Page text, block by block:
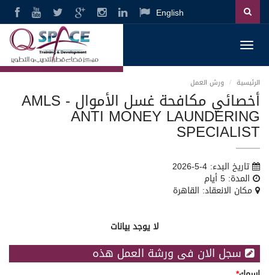
English
الرئيسية ورش العمل
أخصائي مكافحة غسل الأموال AMLS -
ANTI MONEY LAUNDERING
SPECIALIST
تاريخ البدء: 4-5-2026
المدة: 5 أيام
مكان الانعقاد: القاهرة
لا يوجد بيانات
سجل الان فى ورشة العمل هذه